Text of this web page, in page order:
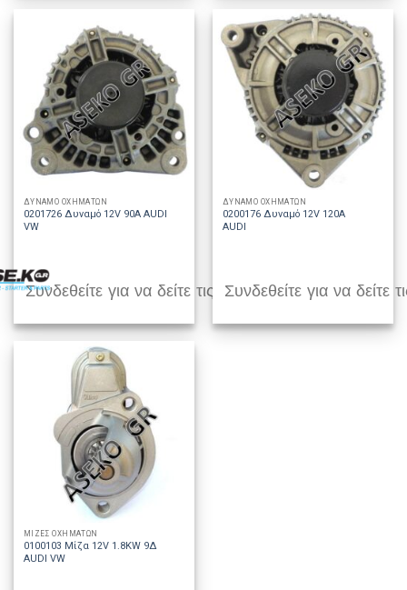
ΔΥΝΑΜΟ ΟΧΗΜΑΤΩΝ
0201726 Δυναμό 12V 90A AUDI
VW
Συνδεθείτε για να δείτε τις τιμές
ΔΥΝΑΜΟ ΟΧΗΜΑΤΩΝ
0200176 Δυναμό 12V 120A
AUDI
Συνδεθείτε για να δείτε
ΜΙΖΕΣ ΟΧΗΜΑΤΩΝ
0100103 Μίζα 12V 1.8KW 9Δ
AUDI VW